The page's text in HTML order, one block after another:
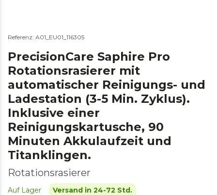
Referenz: A01_EU01_116305
PrecisionCare Saphire Pro
Rotationsrasierer mit
automatischer Reinigungs- und
Ladestation (3-5 Min. Zyklus).
Inklusive einer
Reinigungskartusche, 90
Minuten Akkulaufzeit und
Titanklingen.
Rotationsrasierer
Auf Lager Versand in 24-72 Std.